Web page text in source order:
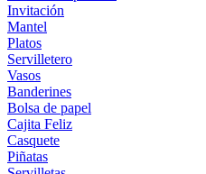
Invitación
Mantel
Platos
Servilletero
Vasos
Banderines
Bolsa de papel
Cajita Feliz
Casquete
Piñatas